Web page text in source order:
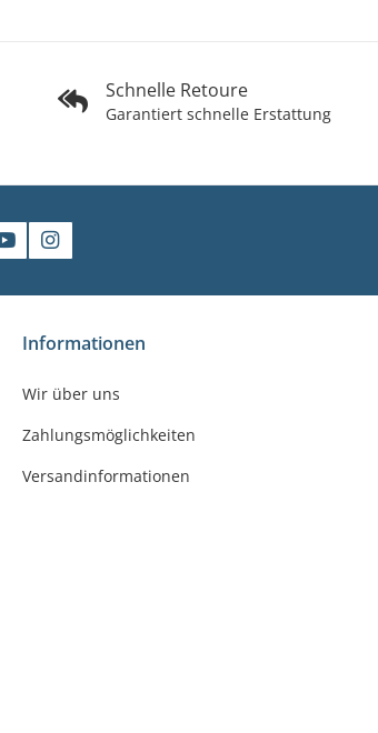
Schnelle Retoure
Garantiert schnelle Erstattung
Informationen
Wir über uns
Zahlungsmöglichkeiten
Versandinformationen